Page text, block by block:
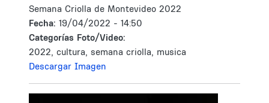
Semana Criolla de Montevideo 2022
Fecha: 19/04/2022 - 14:50
Categorías Foto/Video:
2022, cultura, semana criolla, musica
Descargar Imagen